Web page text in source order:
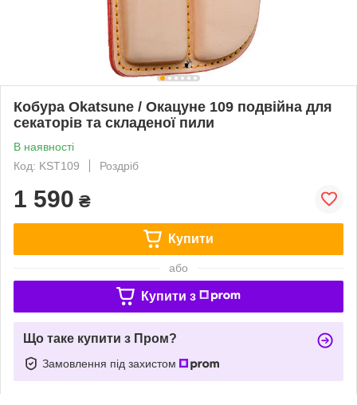
Кобура Okatsune / Окацуне 109 подвійна для
секаторів та складеної пили
В наявності
Код: KST109
Роздріб
1 590 ₴
Купити
або
Купити з
Що таке купити з Пром?
Замовлення під захистом